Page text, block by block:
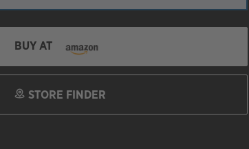
BUY AT
STORE FINDER